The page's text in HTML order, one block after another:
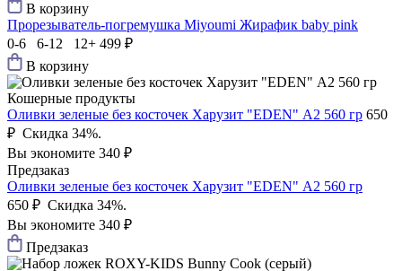
В корзину
Прорезыватель-погремушка Мiyoumi Жирафик baby pink
0-6 6-12 12+ 499 ₽
В корзину
Кошерные продукты
Оливки зеленые без косточек Харузит "EDEN" А2 560 гр 650
₽ Скидка 34%.
Вы экономите 340 ₽
Предзаказ
Оливки зеленые без косточек Харузит "EDEN" А2 560 гр
650 ₽ Скидка 34%.
Вы экономите 340 ₽
Предзаказ